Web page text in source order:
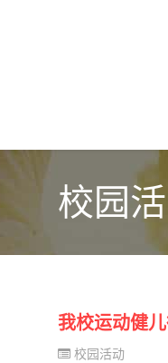
校园
我校运动健
校园活动